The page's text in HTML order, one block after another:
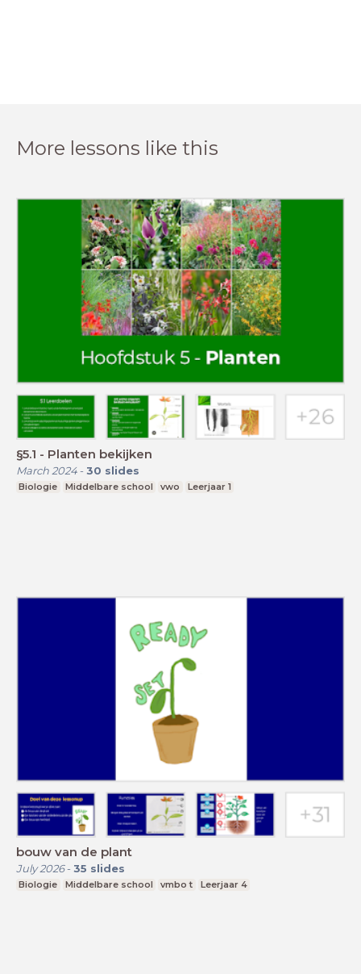
More lessons like this
§5.1 - Planten bekijken
March 2024- 30 slides
Biologie Middelbare school vwo Leerjaar 1
bouw van de plant
July 2026- 35 slides
Biologie Middelbare school vmbo t Leerjaar 4